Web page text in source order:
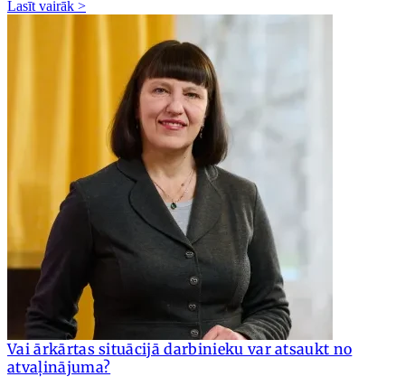
Lasīt vairāk >
Vai ārkārtas situācijā darbinieku var atsaukt no
atvaļinājuma?